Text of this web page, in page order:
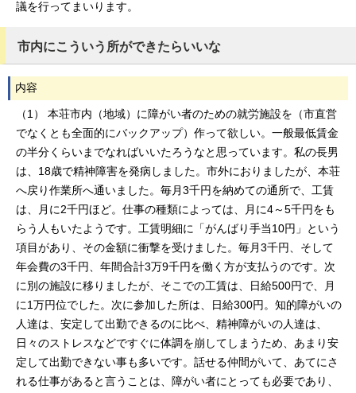
議を行ってまいります。
市内にこういう所ができたらいいな
内容
（1） 本荘市内（地域）に障がい者のための就労施設を（市直営
でなくとも全面的にバックアップ）作って欲しい。一般最低賃金
の半分くらいまでなればいいたろうなと思っています。私の長男
は、18歳で精神障害を発病しました。市外におりましたが、本荘
へ戻り作業所へ通いました。毎月3千円を納めての通所で、工賃
は、月に2千円ほど。仕事の種類によっては、月に4～5千円をも
らう人もいたようです。工賃明細に「がんばり手当10円」という
項目があり、その金額に衝撃を受けました。毎月3千円、そして
年会費の3千円、年間合計3万9千円を働く方が支払うのです。次
に別の施設に移りましたが、そこでの工賃は、日給500円で、月
に1万円位でした。次に参加した所は、日給300円。知的障がいの
人達は、安定して出勤できるのに比べ、精神障がいの人達は、
日々のストレスなどですぐに体調を崩してしまうため、あまり安
定して出勤できない事も多いです。話せる仲間がいて、あてにさ
れる仕事があると言うことは、障がい者にとっても必要であり、